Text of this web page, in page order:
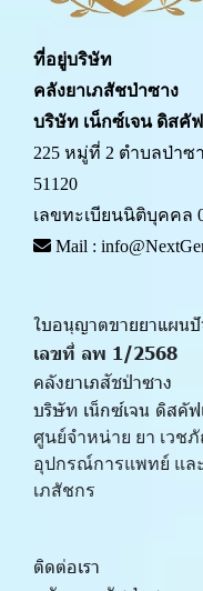
ที่อยู่บริษัท
คลังยาเภสัชป่าซาง
บริษัท เน็กซ์เจน ดิสคั
225 หมู่ที่ 2 ตำบลป่าซ
51120
เลขทะเบียนนิติบุคคล
Mail :
ใบอนุญาตขายยาแผน
เลขที่ ลพ 1/2568
คลังยาเภสัชป่าซาง
บริษัท เน็กซ์เจน ดิสคัฟ
ศูนย์จำหน่าย ยา เวช
อุปกรณ์การแพทย์ แล
เภสัชกร
ติดต่อเรา